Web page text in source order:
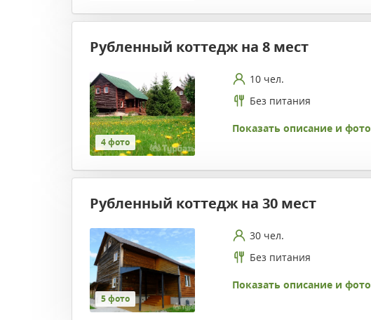
Рубленный коттедж на 8 мест
4 фото
10 чел.
Без питания
Показать описание и фото
Рубленный коттедж на 30 мест
5 фото
30 чел.
Без питания
Показать описание и фото